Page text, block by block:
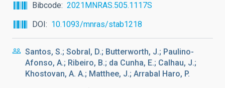
Bibcode
2021MNRAS.505.1117S
DOI
10.1093/mnras/stab1218
Santos, S.; Sobral, D.; Butterworth, J.; Paulino-
Afonso, A.; Ribeiro, B.; da Cunha, E.; Calhau, J.;
Khostovan, A. A.; Matthee, J.; Arrabal Haro, P.